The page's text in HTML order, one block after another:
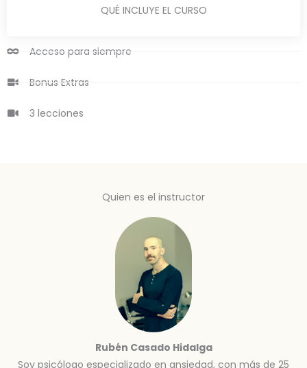
QUÉ INCLUYE EL CURSO
Acceso para siempre
Bonus Extras
3 lecciones
Quien es el instructor
Rubén Casado Hidalga
Soy psicólogo especializado en ansiedad, con más de 25